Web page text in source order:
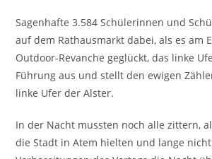
Sagenhafte 3.584 Schülerinnen und
auf dem Rathausmarkt dabei, als es am
Outdoor-Revanche geglückt, das linke
Führung aus und stellt den ewigen
linke Ufer der Alster.
In der Nacht mussten noch alle zittern,
die Stadt in Atem hielten und lange